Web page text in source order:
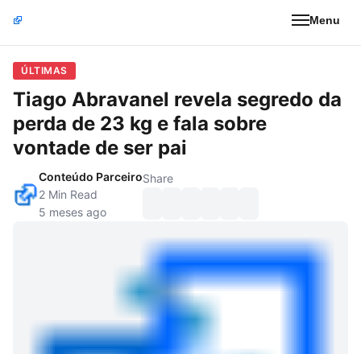
Menu
ÚLTIMAS
Tiago Abravanel revela segredo da
perda de 23 kg e fala sobre
vontade de ser pai
Conteúdo Parceiro
2 Min Read
5 meses ago
Share